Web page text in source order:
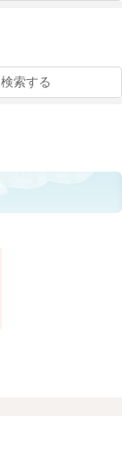
2025/10/24 14:54
検索する